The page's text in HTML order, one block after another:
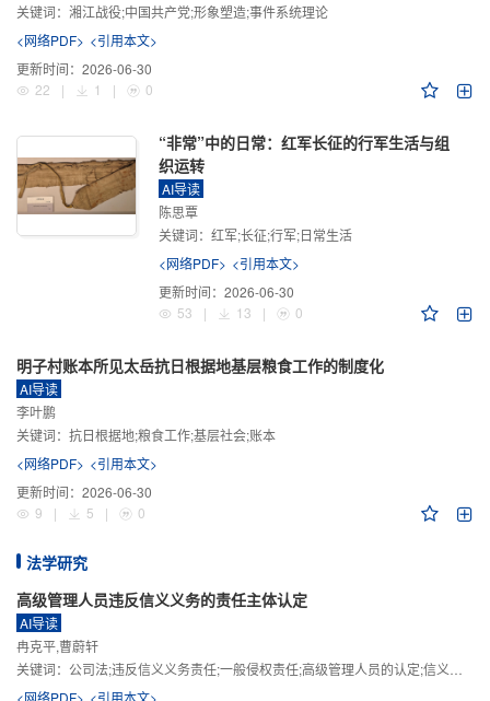
关键词： 湘江战役;中国共产党;形象塑造;事件系统理论
<网络PDF> <引用本文>
更新时间： 2026-06-30
22
| 1 | 0
“非常”中的日常：红军长征的行军生活与组
织运转
AI导读
陈思覃
关键词： 红军;长征;行军;日常生活
<网络PDF> <引用本文>
更新时间： 2026-06-30
53
| 13 | 0
明子村账本所见太岳抗日根据地基层粮食工作的制度化
AI导读
李叶鹏
关键词： 抗日根据地;粮食工作;基层社会;账本
<网络PDF> <引用本文>
更新时间： 2026-06-30
9
| 5 | 0
法学研究
高级管理人员违反信义义务的责任主体认定
AI导读
冉克平,曹蔚轩
关键词： 公司法;违反信义义务责任;一般侵权责任;高级管理人员的认定;信义义务
<网络PDF> <引用本文>